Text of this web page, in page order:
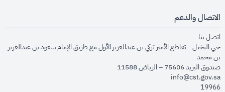
الاتصال والدعم
اتصل بنا
حي النخيل - تقاطع الأمير تركي بن عبدالعزيز الأول مع طريق الإمام سعود بن عبدالعزيز
بن محمد
صندوق البريد 75606 – الرياض 11588
info@cst.gov.sa
19966